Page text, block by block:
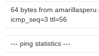
64 bytes from
icmp_seq=3 ttl=56
--- ping statistics ---